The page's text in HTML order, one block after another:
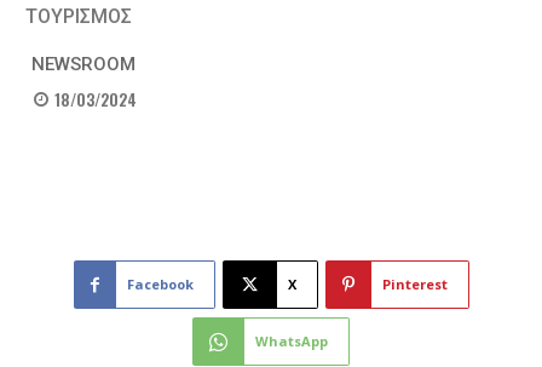
ΤΟΥΡΙΣΜΟΣ
NEWSROOM
18/03/2024
Facebook X Pinterest
WhatsApp